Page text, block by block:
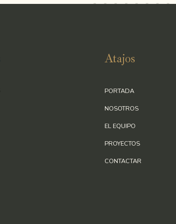
Atajos
PORTADA
NOSOTROS
EL EQUIPO
PROYECTOS
CONTACTAR